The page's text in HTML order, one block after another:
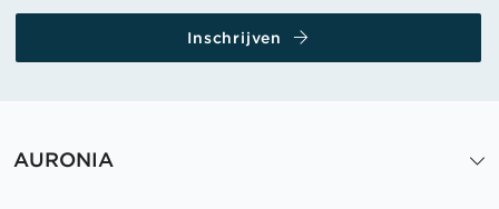
Inschrijven
AURONIA